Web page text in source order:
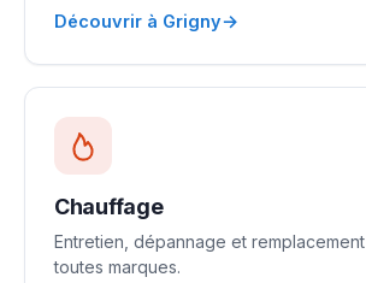
Découvrir à Grigny→
Chauffage
Entretien, dépannage et
toutes marques.